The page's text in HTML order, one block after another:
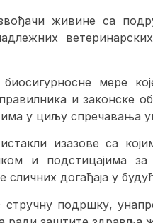
живине са
мере
и законске
у циљу спречавања
изазове са
и подстицајима за
догађаја у
подршку,